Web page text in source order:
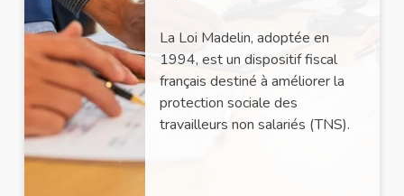
La Loi Madelin, adoptée en
1994, est un dispositif fiscal
français destiné à améliorer la
protection sociale des
travailleurs non salariés (TNS).